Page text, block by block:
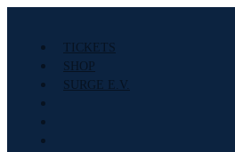
TICKETS
SHOP
SURGE E.V.